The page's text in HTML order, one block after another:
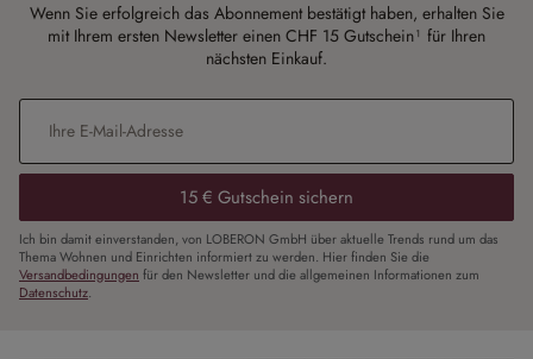
Wenn Sie erfolgreich das Abonnement bestätigt haben, erhalten Sie
mit Ihrem ersten Newsletter einen CHF 15 Gutschein¹ für Ihren
nächsten Einkauf.
E-Mail-Adresse
15 € Gutschein sichern
Ich bin damit einverstanden, von LOBERON GmbH über aktuelle Trends rund um das
Thema Wohnen und Einrichten informiert zu werden. Hier finden Sie die
Versandbedingungen für den Newsletter und die allgemeinen Informationen zum
Datenschutz.